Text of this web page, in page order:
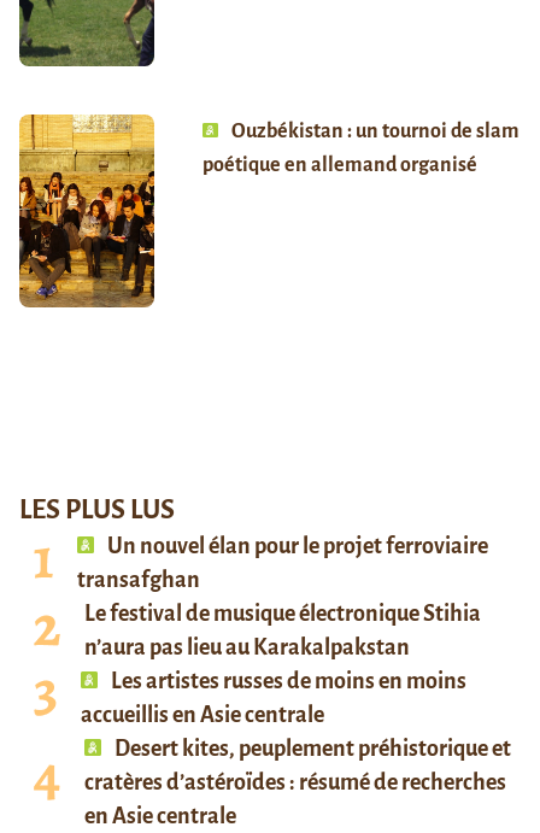
Ouzbékistan : un tournoi de slam
poétique en allemand organisé
LES PLUS LUS
Un nouvel élan pour le projet ferroviaire
transafghan
Le festival de musique électronique Stihia
n’aura pas lieu au Karakalpakstan
Les artistes russes de moins en moins
accueillis en Asie centrale
Desert kites, peuplement préhistorique et
cratères d’astéroïdes : résumé de recherches
en Asie centrale